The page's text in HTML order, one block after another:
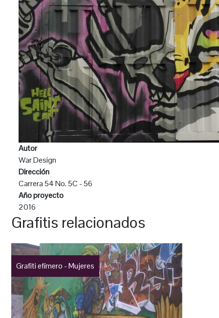
Autor
War Design
Dirección
Carrera 54 No. 5C - 56
Año proyecto
2016
Grafitis relacionados
Grafiti efímero - Mujeres